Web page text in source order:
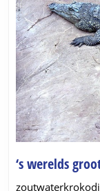
‘s werelds